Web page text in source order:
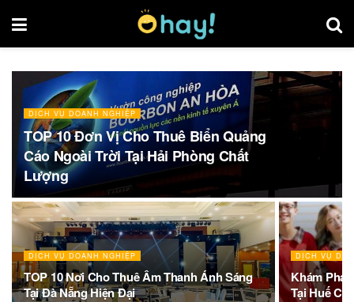
DỊCH VỤ DOANH NGHIỆP
TOP 10 Đơn Vị Cho Thuê Biển Quảng
Cáo Ngoài Trời Tại Hải Phòng Chất
Lượng
DỊCH VỤ DOANH NGHIỆP
TOP 10 Nơi Cho Thuê Âm Thanh Ánh Sáng
Tại Đà Nẵng Hiện Đại
DỊCH VỤ
Khám Phá
Tại Huế